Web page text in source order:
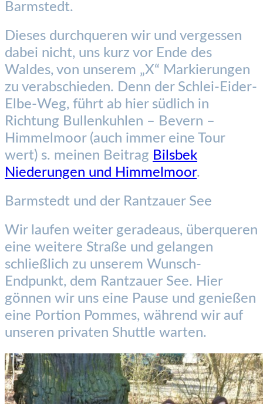
Barmstedt.
Dieses durchqueren wir und vergessen
dabei nicht, uns kurz vor Ende des
Waldes, von unserem „X“ Markierungen
zu verabschieden. Denn der Schlei-Eider-
Elbe-Weg, führt ab hier südlich in
Richtung Bullenkuhlen – Bevern –
Himmelmoor (auch immer eine Tour
wert) s. meinen Beitrag Bilsbek
Niederungen und Himmelmoor.
Barmstedt und der Rantzauer See
Wir laufen weiter geradeaus, überqueren
eine weitere Straße und gelangen
schließlich zu unserem Wunsch-
Endpunkt, dem Rantzauer See. Hier
gönnen wir uns eine Pause und genießen
eine Portion Pommes, während wir auf
unseren privaten Shuttle warten.